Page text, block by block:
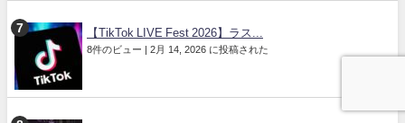
【TikTok LIVE Fest 2026】ラス...
8件のビュー | 2月 14, 2026 に投稿された